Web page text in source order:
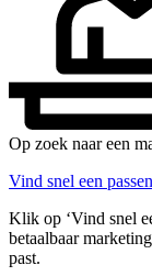
Op zoek naar een
Vind snel een
Klik op ‘Vind snel
betaalbaar
past.